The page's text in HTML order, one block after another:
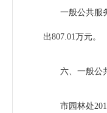
一般公共服
出807.01万元。
六、一般公
市园林处